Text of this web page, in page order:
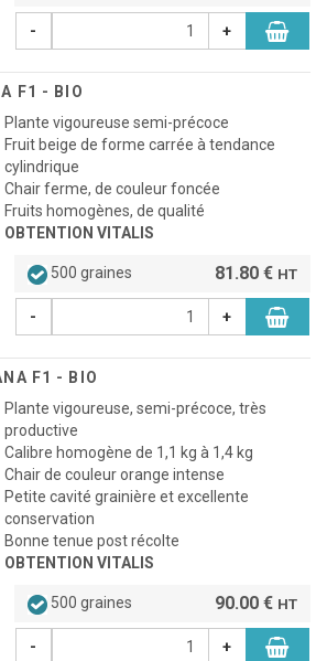
- +
F1 - BIO
Plante vigoureuse semi-précoce
Fruit beige de forme carrée à tendance
cylindrique
Chair ferme, de couleur foncée
Fruits homogènes, de qualité
OBTENTION VITALIS
500 graines 81.80 € HT
- +
F1 - BIO
Plante vigoureuse, semi-précoce, très
productive
Calibre homogène de 1,1 kg à 1,4 kg
Chair de couleur orange intense
Petite cavité grainière et excellente
conservation
Bonne tenue post récolte
OBTENTION VITALIS
500 graines 90.00 € HT
- +